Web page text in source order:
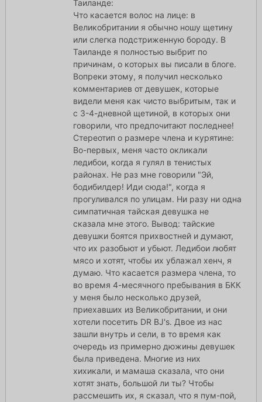
Таиланде:
Что касается волос на лице: в
Великобритании я обычно ношу щетину
или слегка подстриженную бороду. В
Таиланде я полностью выбрит по
причинам, о которых вы писали в блоге.
Вопреки этому, я получил несколько
комментариев от девушек, которые
видели меня как чисто выбритым, так и
с 3-4-дневной щетиной, в которых они
говорили, что предпочитают последнее!
Стереотип о размере члена и курятине:
Во-первых, меня часто окликали
ледибои, когда я гулял в тенистых
районах. Не раз мне говорили "Эй,
бодибилдер! Иди сюда!", когда я
прогуливался по улицам. Ни разу ни одна
симпатичная тайская девушка не
сказала мне этого. Вывод: тайские
девушки боятся прихвостней и думают,
что их разобьют и убьют. Ледибои любят
мясо и хотят, чтобы их ублажал хенч, я
думаю. Что касается размера члена, то
во время 4-месячного пребывания в БКК
у меня было несколько друзей,
приехавших из Великобритании, и они
хотели посетить DR BJ's. Двое из нас
зашли внутрь и сели, в то время как
очередь из примерно дюжины девушек
была приведена. Многие из них
хихикали, и мамаша сказала, что они
хотят знать, большой ли ты? Чтобы
рассмешить их, я сказал, что я пум-пой,